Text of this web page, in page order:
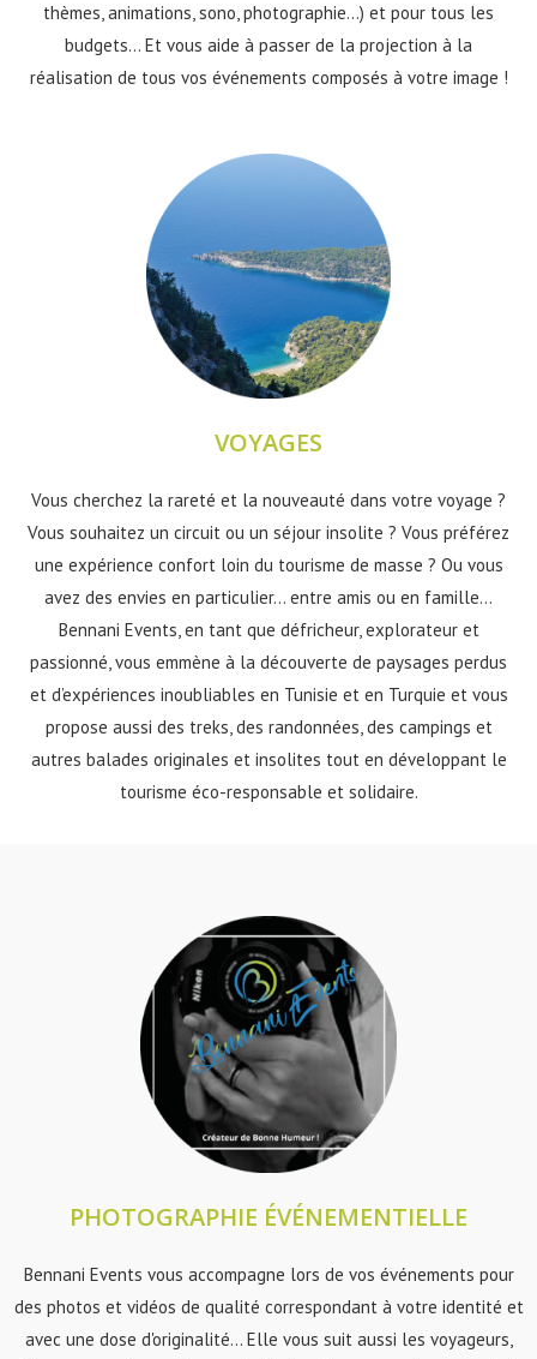
thèmes, animations, sono, photographie...) et pour tous les
budgets... Et vous aide à passer de la projection à la
réalisation de tous vos événements composés à votre image !
VOYAGES
Vous cherchez la rareté et la nouveauté dans votre voyage ?
Vous souhaitez un circuit ou un séjour insolite ? Vous préférez
une expérience confort loin du tourisme de masse ? Ou vous
avez des envies en particulier... entre amis ou en famille...
Bennani Events, en tant que défricheur, explorateur et
passionné, vous emmène à la découverte de paysages perdus
et d’expériences inoubliables en Tunisie et en Turquie et vous
propose aussi des treks, des randonnées, des campings et
autres balades originales et insolites tout en développant le
tourisme éco-responsable et solidaire.
PHOTOGRAPHIE ÉVÉNEMENTIELLE​
Bennani Events vous accompagne lors de vos événements pour
des photos et vidéos de qualité correspondant à votre identité et
avec une dose d'originalité... Elle vous suit aussi les voyageurs,